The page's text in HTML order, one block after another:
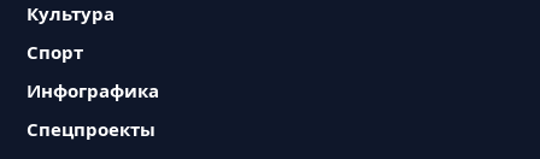
Культура
Спорт
Инфографика
Спецпроекты